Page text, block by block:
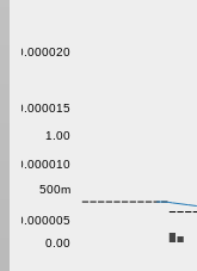
0.000005
0.000010
0.000015
0.000020
0.00
500m
1.00